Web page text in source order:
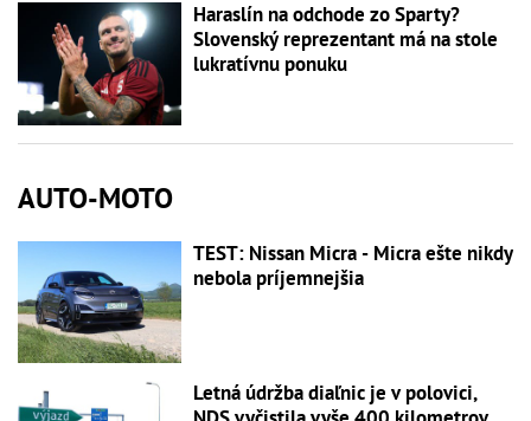
Haraslín na odchode zo Sparty?
Slovenský reprezentant má na stole
lukratívnu ponuku
AUTO-MOTO
TEST: Nissan Micra - Micra ešte nikdy
nebola príjemnejšia
Letná údržba diaľnic je v polovici,